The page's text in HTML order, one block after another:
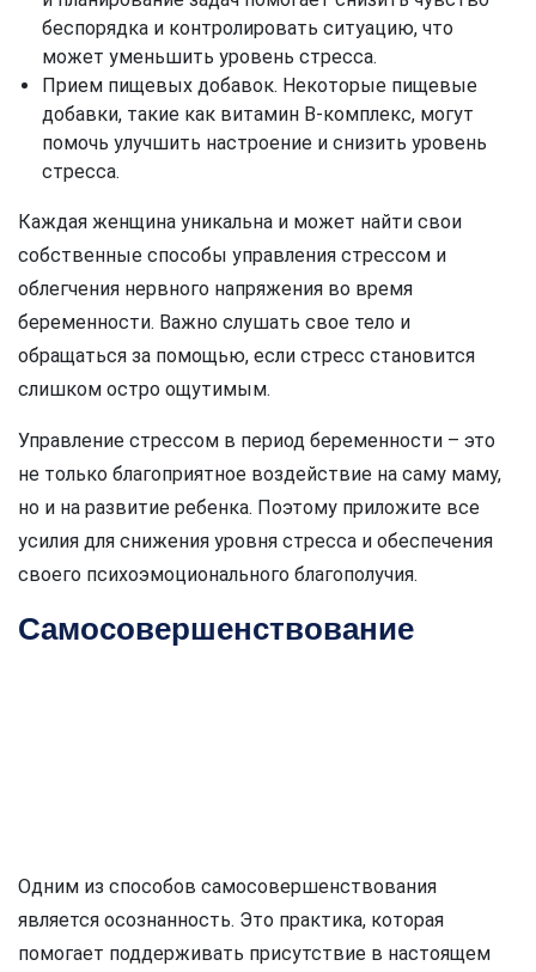
беспорядка и контролировать ситуацию, что
может уменьшить уровень стресса.
Прием пищевых добавок. Некоторые пищевые
добавки, такие как витамин B-комплекс, могут
помочь улучшить настроение и снизить уровень
стресса.
Каждая женщина уникальна и может найти свои
собственные способы управления стрессом и
облегчения нервного напряжения во время
беременности. Важно слушать свое тело и
обращаться за помощью, если стресс становится
слишком остро ощутимым.
Управление стрессом в период беременности – это
не только благоприятное воздействие на саму маму,
но и на развитие ребенка. Поэтому приложите все
усилия для снижения уровня стресса и обеспечения
своего психоэмоционального благополучия.
Самосовершенствование
Одним из способов самосовершенствования
является осознанность. Это практика, которая
помогает поддерживать присутствие в настоящем